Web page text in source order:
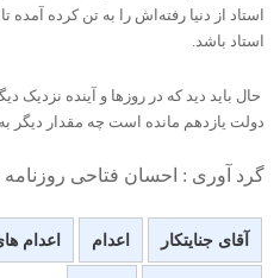
استاد از دنیا رفته‌اش را به تن کرده آمده
استاد باشد.
حال باید دید که در روزها و آینده نزدیک
دولت یازدهم مانده است چه مقدار
گرد آوری : احسان فتاحی
آقای جنایتکار اعدام اعدام های ١٣٥٨-